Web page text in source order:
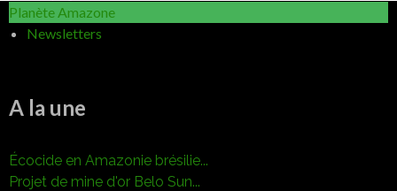
Planète Amazone
Newsletters
A la une
Écocide en Amazonie brésilie...
Projet de mine d'or Belo Sun...